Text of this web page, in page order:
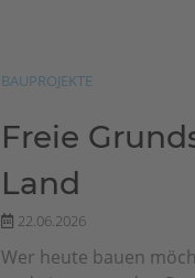
BAUPROJEKTE
Freie
Land
22.06.2026
Wer heute bauen